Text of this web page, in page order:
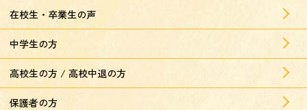
在校生・卒業生の声
中学生の方
高校生の方 / 高校中退の方
保護者の方